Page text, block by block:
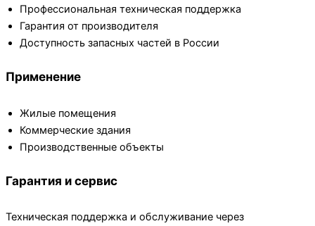
Профессиональная техническая поддержка
Гарантия от производителя
Доступность запасных частей в России
Применение
Жилые помещения
Коммерческие здания
Производственные объекты
Гарантия и сервис
Техническая поддержка и обслуживание через